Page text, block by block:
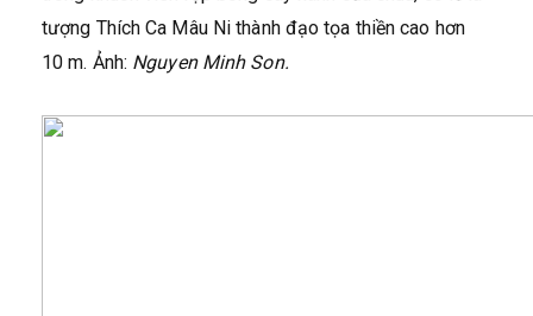
tượng Thích Ca Mâu Ni thành đạo tọa thiền cao hơn
10 m. Ảnh: Nguyen Minh Son.